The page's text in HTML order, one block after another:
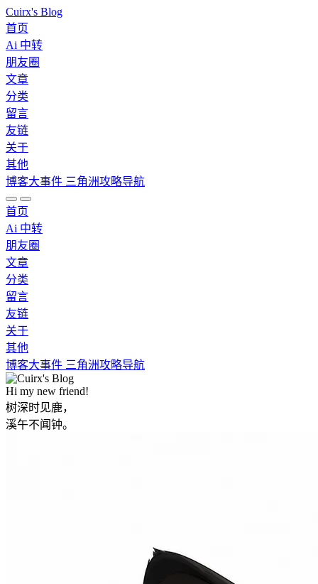
Cuirx's Blog
首页
Ai 中转
朋友圈
文章
分类
留言
友链
关于
其他
博客大事件 三角洲攻略导航
首页
Ai 中转
朋友圈
文章
分类
留言
友链
关于
其他
博客大事件 三角洲攻略导航
Hi my new friend!
树深时见鹿，
溪午不闻钟。